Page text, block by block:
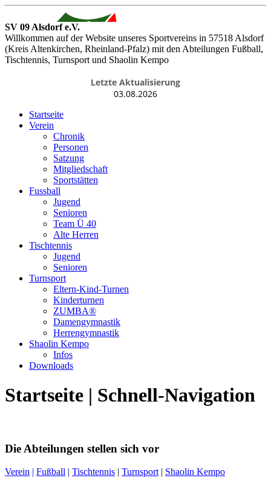
SV 09 Alsdorf e.V.
Willkommen auf der Website unseres Sportvereins in 57518 Alsdorf
(Kreis Altenkirchen, Rheinland-Pfalz) mit den Abteilungen Fußball,
Tischtennis, Turnsport und Shaolin Kempo
Letzte Aktualisierung
03.08.2026
Startseite
Verein
Chronik
Personen
Satzung
Mitgliedschaft
Sportstätten
Fussball
Jugend
Senioren
Team Ü 40
Alte Herren
Tischtennis
Jugend
Senioren
Turnsport
Eltern-Kind-Turnen
Kinderturnen
ZUMBA®
Damengymnastik
Herrengymnastik
Shaolin Kempo
Infos
Downloads
Startseite | Schnell-Navigation
Die Abteilungen stellen sich vor
Verein | Fußball | Tischtennis | Turnsport | Shaolin Kempo